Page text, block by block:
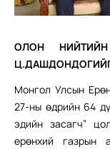
ОЛОН
Ц.ДАШДОНДОГИЙГ
Монгол Улсын
27-ны өдрийн 64
эдийн засагч”
ерөнхий газрын